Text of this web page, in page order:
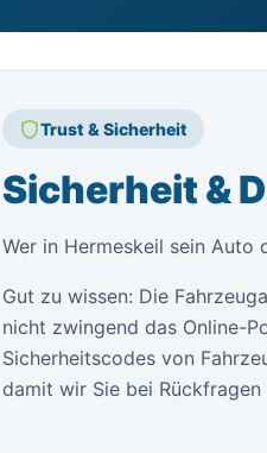
Trust & Sicherheit
Sicherheit &
Wer in Hermeskeil sein Auto
Gut zu wissen: Die
nicht zwingend das Online-
Sicherheitscodes von
damit wir Sie bei